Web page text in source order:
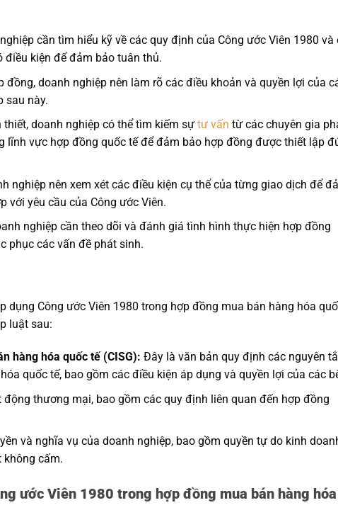
cần tìm hiểu kỹ về các quy định của Công ước Viên 1980 và
kiện để đảm bảo tuân thủ.
đồng, doanh nghiệp nên làm rõ các điều khoản và quyền lợi của
sau này.
thiết, doanh nghiệp có thể tìm kiếm sựtư vấn từ các chuyên gia
lĩnh vực hợp đồng quốc tế để đảm bảo hợp đồng được thiết lập
nghiệp nên xem xét các điều kiện cụ thể của từng giao dịch để
với yêu cầu của Công ước Viên.
nghiệp cần theo dõi và đánh giá tình hình thực hiện hợp đồng
phục các vấn đề phát sinh.
dụng Công ước Viên 1980 trong hợp đồng mua bán hàng hóa
luật sau:
hàng hóa quốc tế (CISG): Đây là văn bản quy định các nguyên
quốc tế, bao gồm các điều kiện áp dụng và quyền lợi của các
động thương mại, bao gồm các quy định liên quan đến hợp đồng
và nghĩa vụ của doanh nghiệp, bao gồm quyền tự do kinh
không cấm.
ước Viên 1980 trong hợp đồng mua bán hàng hóa